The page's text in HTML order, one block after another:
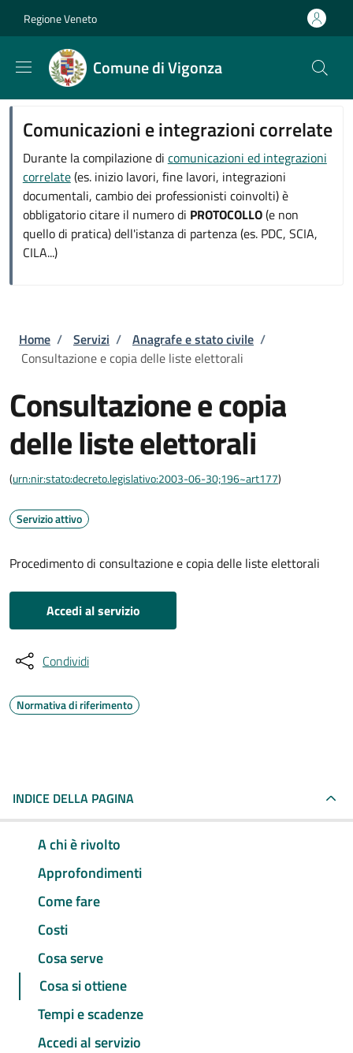
Regione Veneto
Comune di Vigonza
Comunicazioni e integrazioni correlate
Durante la compilazione di comunicazioni ed integrazioni
correlate(es. inizio lavori, fine lavori, integrazioni
documentali, cambio dei professionisti coinvolti) è
obbligatorio citare il numero di PROTOCOLLO(e non
quello di pratica) dell'istanza di partenza (es. PDC, SCIA,
CILA...)
Briciole di pane
Home / Servizi / Anagrafe e stato civile /
Consultazione e copia delle liste elettorali
Consultazione e copia
delle liste elettorali
(urn:nir:stato:decreto.legislativo:2003-06-30;196~art177)
Servizio attivo
Procedimento di consultazione e copia delle liste elettorali
Accedi al servizio
Condividi
Normativa di riferimento
INDICE DELLA PAGINA
A chi è rivolto
Approfondimenti
Come fare
Costi
Cosa serve
Cosa si ottiene
Tempi e scadenze
Accedi al servizio